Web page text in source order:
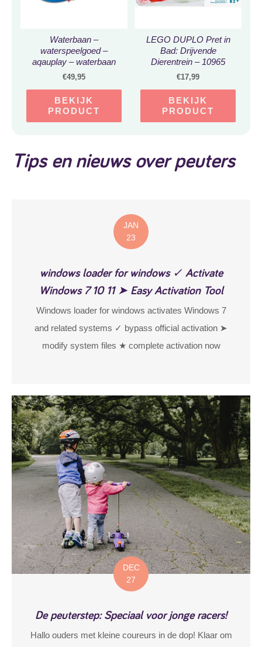
Waterbaan –
waterspeelgoed –
aqauplay – waterbaan
aqauplay – waterbaan
waterspeelgoed kinderen
/ buiten – 39 delig
€49,95
BEKIJK
PRODUCT
LEGO DUPLO Pret in
Bad: Drijvende
Dierentrein – 10965
€17,99
BEKIJK
PRODUCT
Tips en nieuws over peuters
JAN
23
windows loader for windows ✓ Activate
Windows 7 10 11 ➤ Easy Activation Tool
Windows loader for windows activates Windows 7
and related systems ✓ bypass official activation ➤
modify system files ★ complete activation now
DEC
27
De peuterstep: Speciaal voor jonge racers!
Hallo ouders met kleine coureurs in de dop! Klaar om